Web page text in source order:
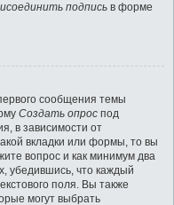
подпись в форме
сообщения темы
Создать опрос под
в зависимости от
вкладки или формы, то вы
вопрос и как минимум два
убедившись, что каждый
поля. Вы также
могут выбрать